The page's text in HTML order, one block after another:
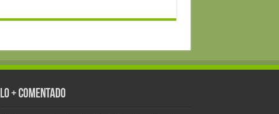
Lo + Comentado